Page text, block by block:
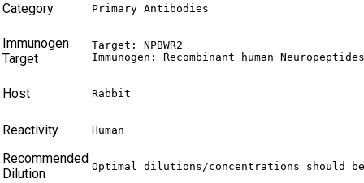
Category Primary Antibodies
Immunogen
Target
Target: NPBWR2
Immunogen: Recombinant human
Host Rabbit
Reactivity Human
Recommended
Dilution
Optimal dilutions/concentrations should